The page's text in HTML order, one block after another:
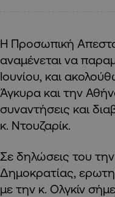
Η Προσωπική
αναμένεται να
Ιουνίου, και
Άγκυρα και την
συναντήσεις και
κ. Ντουζαρίκ.
Σε δηλώσεις του
Δημοκρατίας,
με την κ. Ολγκίν